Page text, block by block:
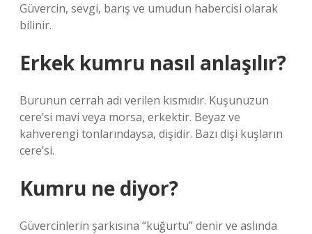
Güvercin, sevgi, barış ve umudun habercisi olarak
bilinir.
Erkek kumru nasıl anlaşılır?
Burunun cerrah adı verilen kısmıdır. Kuşunuzun
cere’si mavi veya morsa, erkektir. Beyaz ve
kahverengi tonlarındaysa, dişidir. Bazı dişi kuşların
cere’si.
Kumru ne diyor?
Güvercinlerin şarkısına “kuğurtu” denir ve aslında